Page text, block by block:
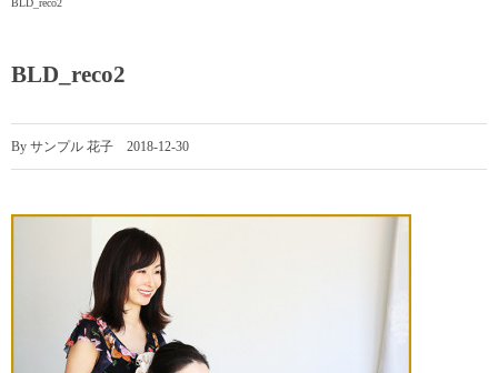
BLD_reco2
BLD_reco2
By サンプル 花子 2018-12-30